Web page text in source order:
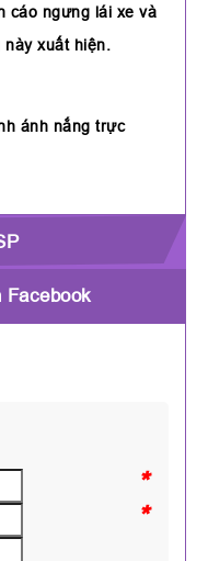
cáo ngưng lái xe và
này xuất hiện.
ánh nắng trực
Facebook
*
*